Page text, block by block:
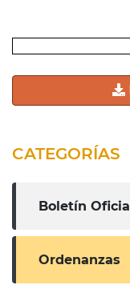
CATEGORÍAS
Boletín Oficial
Ordenanzas